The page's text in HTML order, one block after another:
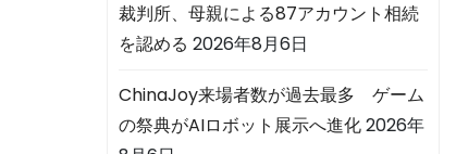
裁判所、母親による87アカウント相続
を認める 2026年8月6日
ChinaJoy来場者数が過去最多 ゲーム
の祭典がAIロボット展示へ進化2026年